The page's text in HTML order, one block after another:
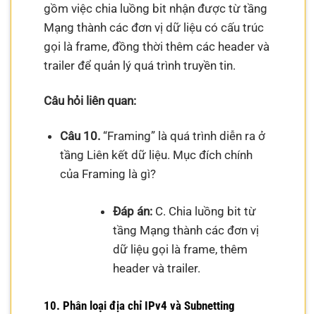
gồm việc chia luồng bit nhận được từ tầng
Mạng thành các đơn vị dữ liệu có cấu trúc
gọi là frame, đồng thời thêm các header và
trailer để quản lý quá trình truyền tin.
Câu hỏi liên quan:
Câu 10.“Framing” là quá trình diễn ra ở
tầng Liên kết dữ liệu. Mục đích chính
của Framing là gì?
Đáp án:C. Chia luồng bit từ
tầng Mạng thành các đơn vị
dữ liệu gọi là frame, thêm
header và trailer.
10. Phân loại địa chỉ IPv4 và Subnetting